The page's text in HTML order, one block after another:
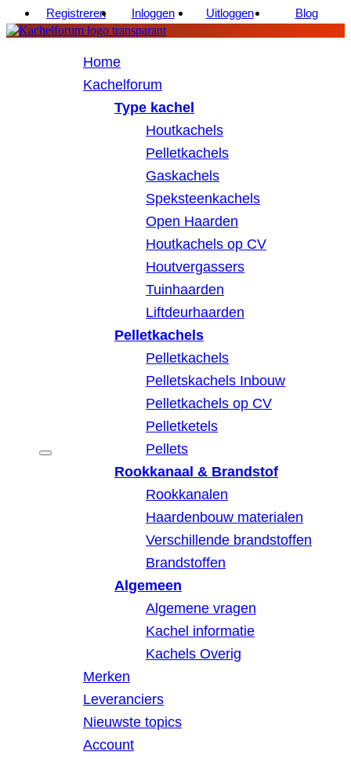
Registreren Inloggen Uitloggen Blog
Home
Kachelforum
Type kachel
Houtkachels
Pelletkachels
Gaskachels
Speksteenkachels
Open Haarden
Houtkachels op CV
Houtvergassers
Tuinhaarden
Liftdeurhaarden
Pelletkachels
Pelletkachels
Pelletskachels Inbouw
Pelletkachels op CV
Pelletketels
Pellets
Rookkanaal & Brandstof
Rookkanalen
Haardenbouw materialen
Verschillende brandstoffen
Brandstoffen
Algemeen
Algemene vragen
Kachel informatie
Kachels Overig
Merken
Leveranciers
Nieuwste topics
Account